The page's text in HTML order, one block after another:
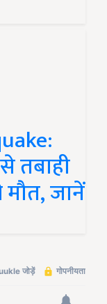
तबाही
जानें